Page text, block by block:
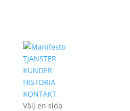
TJÄNSTER
KUNDER
HISTORIA
KONTAKT
Välj en sida